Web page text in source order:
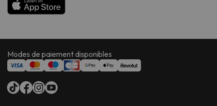
Modes de paiement disponibles